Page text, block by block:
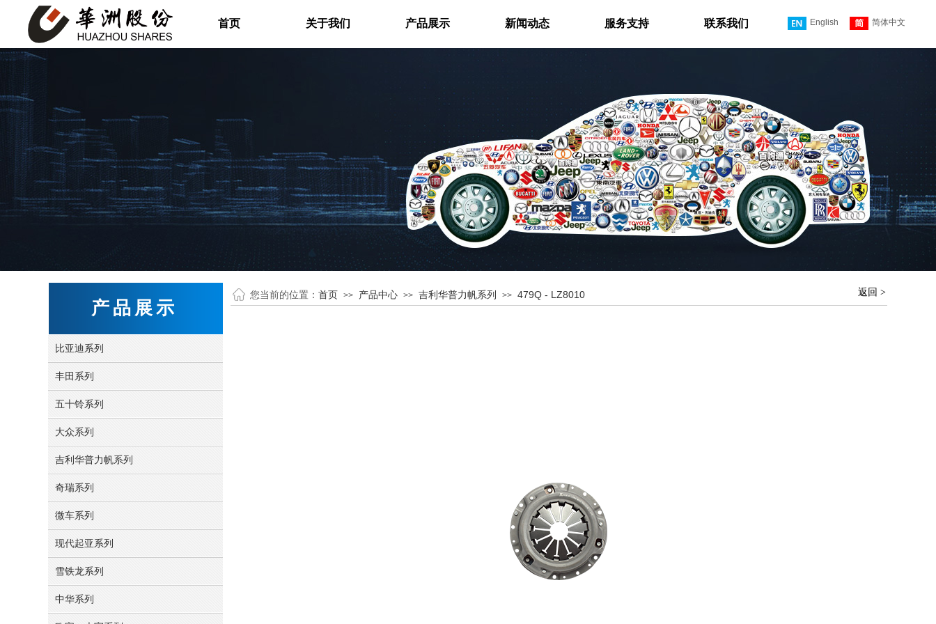
English 简体中文
首页 关于我们 产品展示 新闻动态 服务支持 联系我们
返回 >
您当前的位置： 首页 >> 产品中心 >> 吉利华普力帆系列 >> 479Q - LZ8010
产品展示
比亚迪系列
丰田系列
五十铃系列
大众系列
吉利华普力帆系列
奇瑞系列
微车系列
现代起亚系列
雪铁龙系列
中华系列